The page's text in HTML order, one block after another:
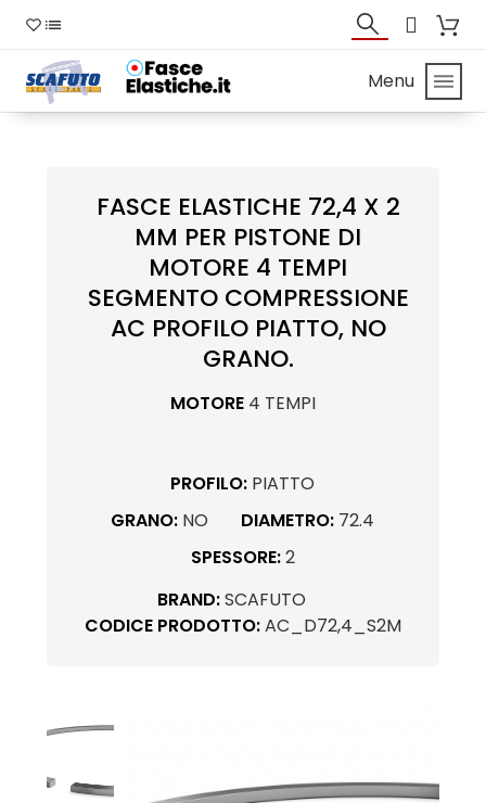
Menu
FASCE ELASTICHE 72,4 X 2
MM PER PISTONE DI
MOTORE 4 TEMPI
SEGMENTO COMPRESSIONE
AC PROFILO PIATTO, NO
GRANO.
MOTORE 4 TEMPI
PROFILO: PIATTO
GRANO: NO DIAMETRO: 72.4
SPESSORE:2
BRAND:SCAFUTO
CODICE PRODOTTO:AC_D72,4_S2M